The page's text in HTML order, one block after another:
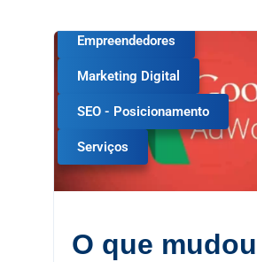
Empreendedores
Marketing Digital
SEO - Posicionamento
Serviços
O que